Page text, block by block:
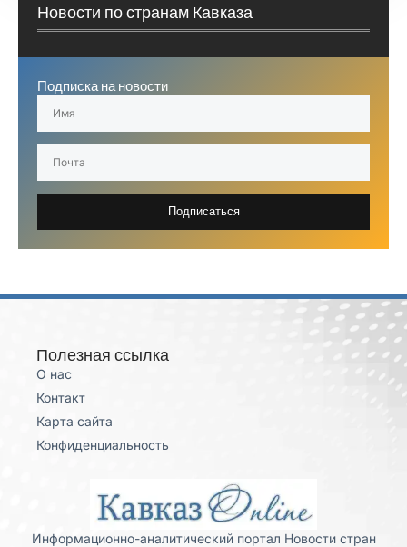
Новости по странам Кавказа
Подписка на новости
Подписаться
Полезная ссылка
О нас
Контакт
Карта сайта
Конфиденциальность
Информационно-аналитический портал Новости стран